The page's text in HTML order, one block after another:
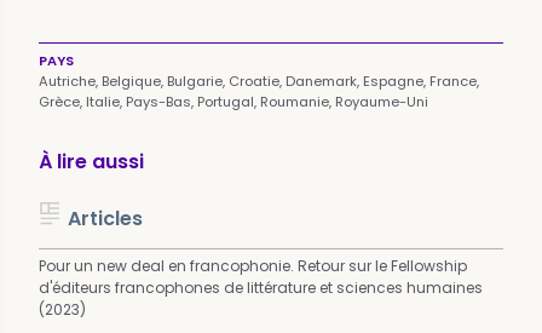
PAYS
Autriche, Belgique, Bulgarie, Croatie, Danemark, Espagne, France,
Grèce, Italie, Pays-Bas, Portugal, Roumanie, Royaume-Uni
À lire aussi
Articles
Pour un new deal en francophonie. Retour sur le Fellowship
d'éditeurs francophones de littérature et sciences humaines
(2023)